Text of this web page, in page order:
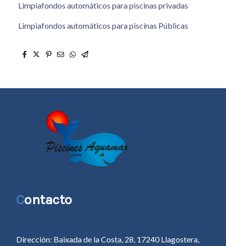
Limpiafondos automáticos para piscinas privadas
Limpiafondos automáticos para piscinas Públicas
Contacto
Dirección: Baixada de la Costa, 28, 17240 Llagostera,